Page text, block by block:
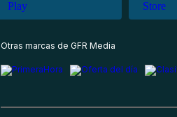
Otras marcas de GFR Media